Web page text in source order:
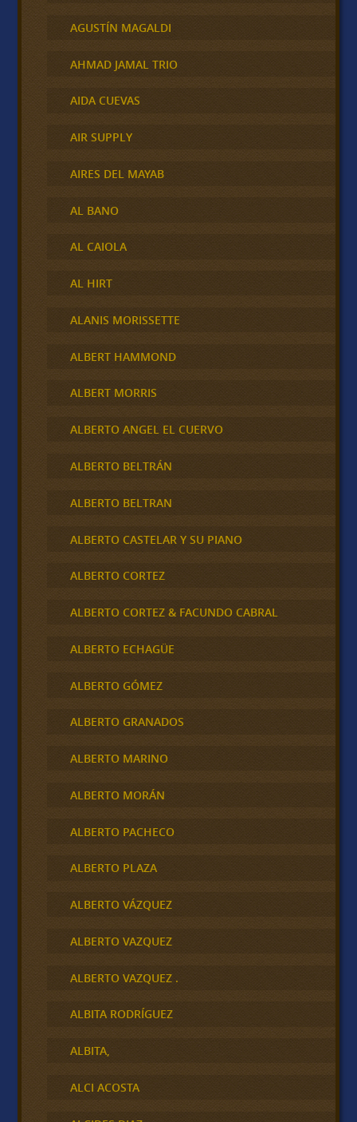
AGUSTÍN MAGALDI
AHMAD JAMAL TRIO
AIDA CUEVAS
AIR SUPPLY
AIRES DEL MAYAB
AL BANO
AL CAIOLA
AL HIRT
ALANIS MORISSETTE
ALBERT HAMMOND
ALBERT MORRIS
ALBERTO ANGEL EL CUERVO
ALBERTO BELTRÁN
ALBERTO BELTRAN
ALBERTO CASTELAR Y SU PIANO
ALBERTO CORTEZ
ALBERTO CORTEZ & FACUNDO CABRAL
ALBERTO ECHAGÜE
ALBERTO GÓMEZ
ALBERTO GRANADOS
ALBERTO MARINO
ALBERTO MORÁN
ALBERTO PACHECO
ALBERTO PLAZA
ALBERTO VÁZQUEZ
ALBERTO VAZQUEZ
ALBERTO VAZQUEZ .
ALBITA RODRÍGUEZ
ALBITA,
ALCI ACOSTA